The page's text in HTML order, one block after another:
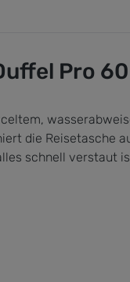
Pro
die Reisetasche
schnell verstaut